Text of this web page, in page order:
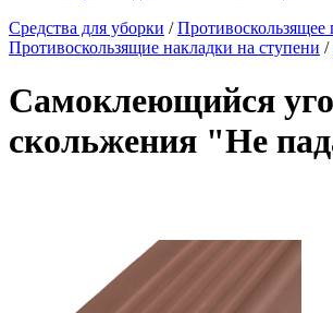
Средства для уборки /Противоскользящее
Противоскользящие накладки на ступени /
Самоклеющийся
скольжения "Не